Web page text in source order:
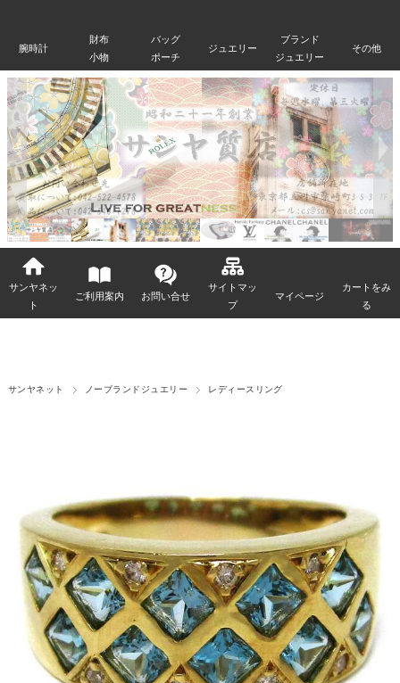
腕時計
財布
小物
バッグ
ポーチ
ジュエリー
ブランド
ジュエリー
その他
サンヤネッ
ト
ご利用案内 お問い合せ
サイトマッ
プ
マイページ
カートをみ
る
サンヤネット ノーブランドジュエリー レディースリング